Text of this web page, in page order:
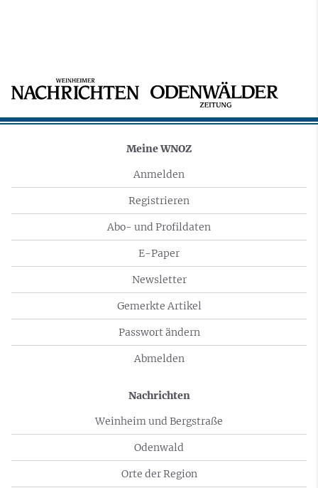
Meine WNOZ
Anmelden
Registrieren
Abo- und Profildaten
E-Paper
Newsletter
Gemerkte Artikel
Passwort ändern
Abmelden
Nachrichten
Weinheim und Bergstraße
Odenwald
Orte der Region